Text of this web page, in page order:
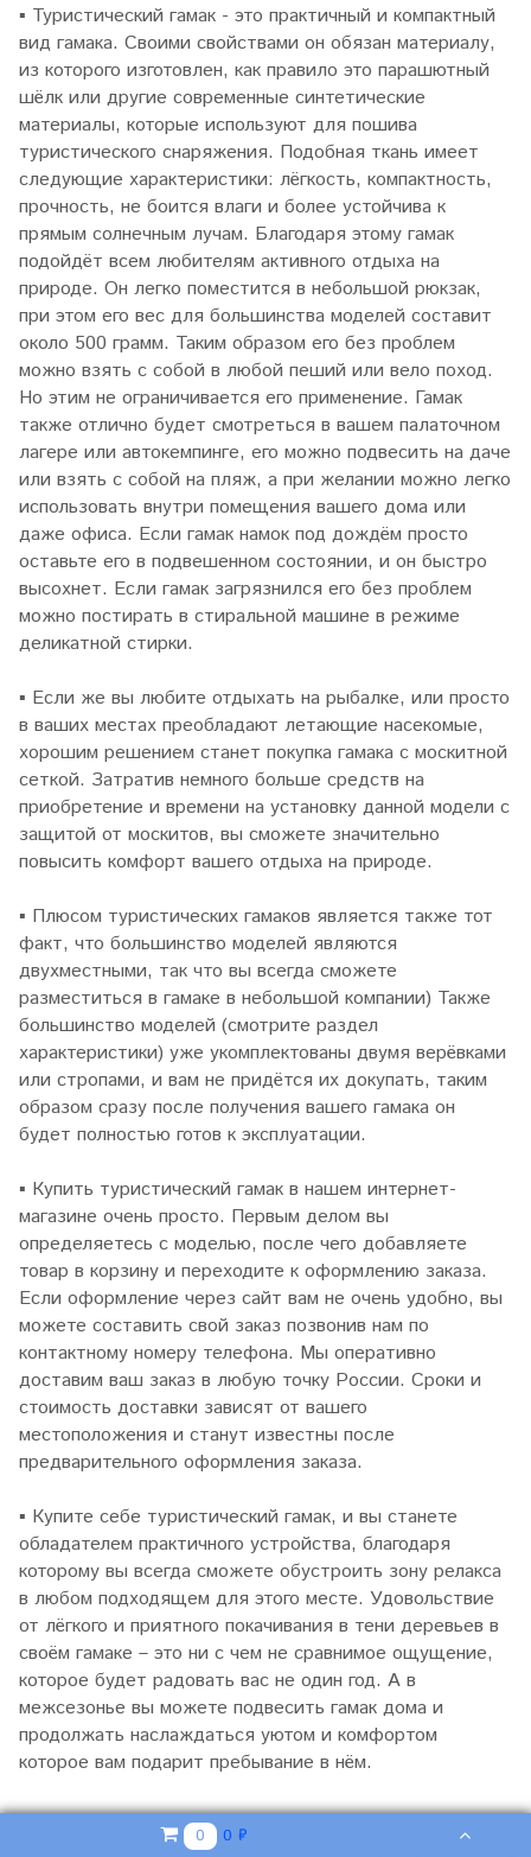
▪ Туристический гамак - это практичный и компактный
вид гамака. Своими свойствами он обязан материалу,
из которого изготовлен, как правило это парашютный
шёлк или другие современные синтетические
материалы, которые используют для пошива
туристического снаряжения. Подобная ткань имеет
следующие характеристики: лёгкость, компактность,
прочность, не боится влаги и более устойчива к
прямым солнечным лучам. Благодаря этому гамак
подойдёт всем любителям активного отдыха на
природе. Он легко поместится в небольшой рюкзак,
при этом его вес для большинства моделей составит
около 500 грамм. Таким образом его без проблем
можно взять с собой в любой пеший или вело поход.
Но этим не ограничивается его применение. Гамак
также отлично будет смотреться в вашем палаточном
лагере или автокемпинге, его можно подвесить на даче
или взять с собой на пляж, а при желании можно легко
использовать внутри помещения вашего дома или
даже офиса. Если гамак намок под дождём просто
оставьте его в подвешенном состоянии, и он быстро
высохнет. Если гамак загрязнился его без проблем
можно постирать в стиральной машине в режиме
деликатной стирки.
▪ Если же вы любите отдыхать на рыбалке, или просто
в ваших местах преобладают летающие насекомые,
хорошим решением станет покупка гамака с москитной
сеткой. Затратив немного больше средств на
приобретение и времени на установку данной модели с
защитой от москитов, вы сможете значительно
повысить комфорт вашего отдыха на природе.
▪ Плюсом туристических гамаков является также тот
факт, что большинство моделей являются
двухместными, так что вы всегда сможете
разместиться в гамаке в небольшой компании) Также
большинство моделей (смотрите раздел
характеристики) уже укомплектованы двумя верёвками
или стропами, и вам не придётся их докупать, таким
образом сразу после получения вашего гамака он
будет полностью готов к эксплуатации.
▪ Купить туристический гамак в нашем интернет-
магазине очень просто. Первым делом вы
определяетесь с моделью, после чего добавляете
товар в корзину и переходите к оформлению заказа.
Если оформление через сайт вам не очень удобно, вы
можете составить свой заказ позвонив нам по
контактному номеру телефона. Мы оперативно
доставим ваш заказ в любую точку России. Сроки и
стоимость доставки зависят от вашего
местоположения и станут известны после
предварительного оформления заказа.
▪ Купите себе туристический гамак, и вы станете
обладателем практичного устройства, благодаря
которому вы всегда сможете обустроить зону релакса
в любом подходящем для этого месте. Удовольствие
от лёгкого и приятного покачивания в тени деревьев в
своём гамаке – это ни с чем не сравнимое ощущение,
которое будет радовать вас не один год. А в
межсезонье вы можете подвесить гамак дома и
продолжать наслаждаться уютом и комфортом
которое вам подарит пребывание в нём.
0 0 ₽